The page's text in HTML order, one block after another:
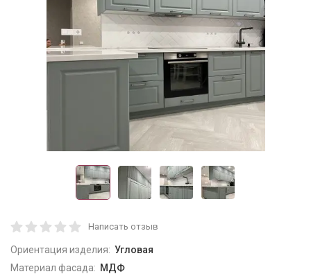
Написать отзыв
Ориентация изделия: Угловая
Материал фасада: МДФ